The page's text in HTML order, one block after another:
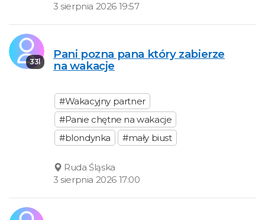
3 sierpnia 2026 19:57
33l
Pani pozna pana który zabierze
na wakacje
#Wakacyjny partner
#Panie chętne na wakacje
#blondynka
#mały biust
Ruda Śląska
3 sierpnia 2026 17:00